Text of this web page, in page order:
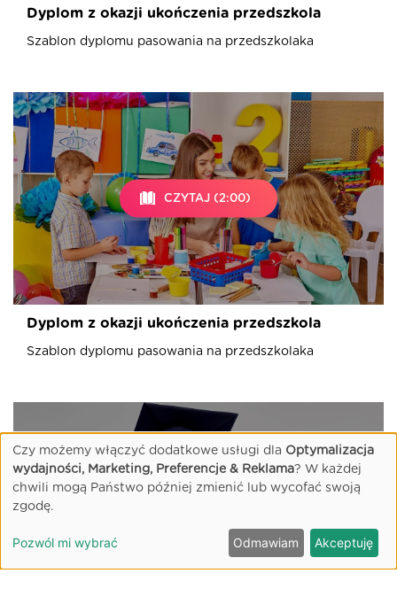
Dyplom z okazji ukończenia przedszkola
Szablon dyplomu pasowania na przedszkolaka
CZYTAJ (2:00)
Dyplom z okazji ukończenia przedszkola
Szablon dyplomu pasowania na przedszkolaka
Czy możemy włączyć dodatkowe usługi dla Optymalizacja
wydajności, Marketing, Preferencje & Reklama? W każdej
chwili mogą Państwo później zmienić lub wycofać swoją
zgodę.
Pozwól mi wybrać Odmawiam Akceptuję